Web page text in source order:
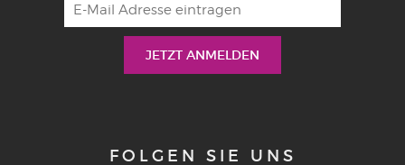
FOLGEN SIE UNS